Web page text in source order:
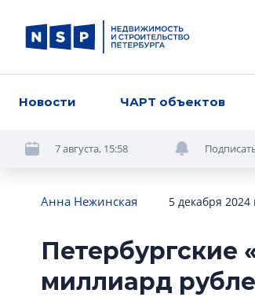
Новости ЧАРТ объектов
7 августа, 15:58
Анна Нежинская 5 декабря 2024
Петербургские
миллиард